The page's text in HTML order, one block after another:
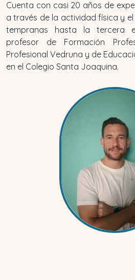
Cuenta con casi 20 años de
a través de la actividad física y
tempranas hasta la tercera
profesor de Formación
Profesional Vedruna y de
en el Colegio Santa Joaquina.